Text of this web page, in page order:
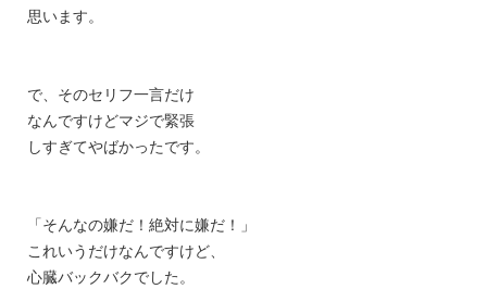
思います。
で、そのセリフ一言だけ
なんですけどマジで緊張
しすぎてやばかったです。
「そんなの嫌だ！絶対に嫌だ！」
これいうだけなんですけど、
心臓バックバクでした。